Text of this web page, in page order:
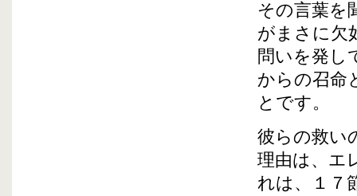
その言葉を
がまさに欠
問いを発し
からの召命
とです。
彼らの救い
理由は、エ
れは、１７